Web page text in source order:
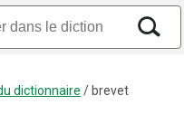
dictionnaire / brevet